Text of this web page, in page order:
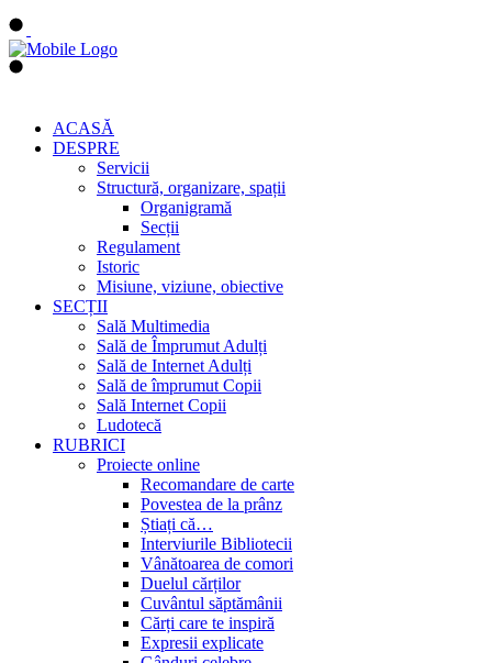
ACASĂ
DESPRE
Servicii
Structură, organizare, spații
Organigramă
Secții
Regulament
Istoric
Misiune, viziune, obiective
SECȚII
Sală Multimedia
Sală de Împrumut Adulți
Sală de Internet Adulți
Sală de împrumut Copii
Sală Internet Copii
Ludotecă
RUBRICI
Proiecte online
Recomandare de carte
Povestea de la prânz
Știați că…
Interviurile Bibliotecii
Vânătoarea de comori
Duelul cărților
Cuvântul săptămânii
Cărți care te inspiră
Expresii explicate